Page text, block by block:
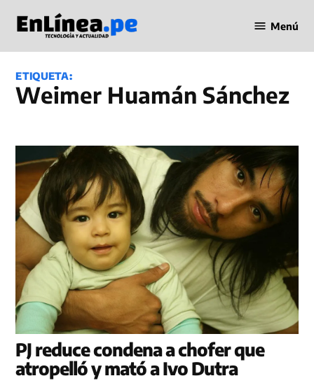
contenido
en Línea
Menú
ETIQUETA:
Weimer Huamán Sánchez
PJ reduce condena a chofer que
atropelló y mató a Ivo Dutra